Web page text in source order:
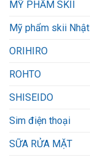
MỸ PHẨM SKII
Mỹ phẩm skii Nhật
ORIHIRO
ROHTO
SHISEIDO
Sim điện thoại
SỮA RỬA MẶT